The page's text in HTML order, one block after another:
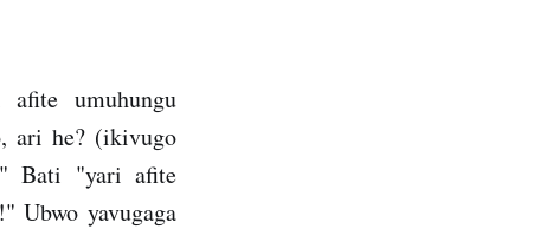
umuhungu
ari he? (ikivugo
Bati "yari afite
Ubwo yavugaga